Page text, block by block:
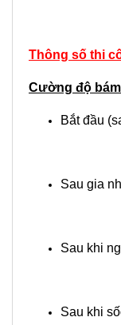
Thông số thi
Cường độ
Bắt đầu
Sau gia
Sau khi
Sau khi